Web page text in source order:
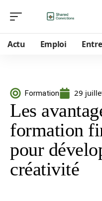
Actu Emploi
Formation 29
Les
formation
pour
créativité